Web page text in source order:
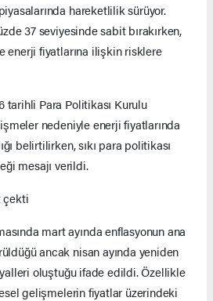
hareketlilik sürüyor.
37 seviyesinde sabit bırakırken,
enerji fiyatlarına ilişkin risklere
tarihli Para Politikası Kurulu
nedeniyle enerji fiyatlarında
belirtilirken, sıkı para politikası
mesajı verildi.
çekti
mart ayında enflasyonun ana
ancak nisan ayında yeniden
oluştuğu ifade edildi. Özellikle
gelişmelerin fiyatlar üzerindeki